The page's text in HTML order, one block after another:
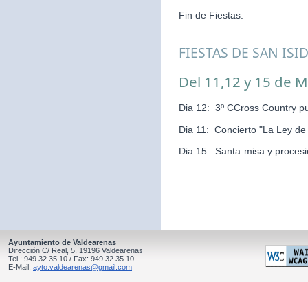
Fin de Fiestas.
FIESTAS DE SAN
Del 11,12 y 15 de
Dia 12: 3º CCross Country
Dia 11: Concierto "La Ley
Dia 15: Santa misa y
Ayuntamiento de Valdearenas
Dirección C/ Real, 5, 19196 Valdearenas
Tel.: 949 32 35 10 / Fax: 949 32 35 10
E-Mail: ayto.valdearenas@gmail.com